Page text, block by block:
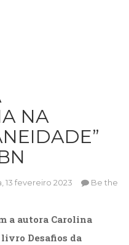
NA
13 fevereiro 2023
Be the
a autora Carolina
Desafios da